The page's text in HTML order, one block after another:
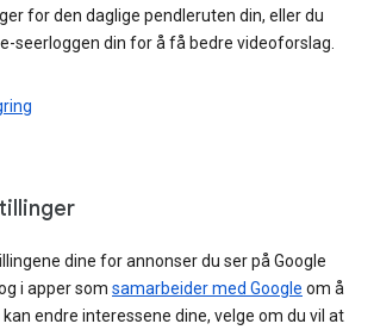
for den daglige pendleruten din, eller du
seerloggen din for å få bedre videoforslag.
dine for annonser du ser på Google
i apper som samarbeider med Google om å
kan endre interessene dine, velge om du vil at